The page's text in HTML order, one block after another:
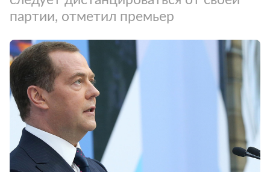
партии, отметил премьер